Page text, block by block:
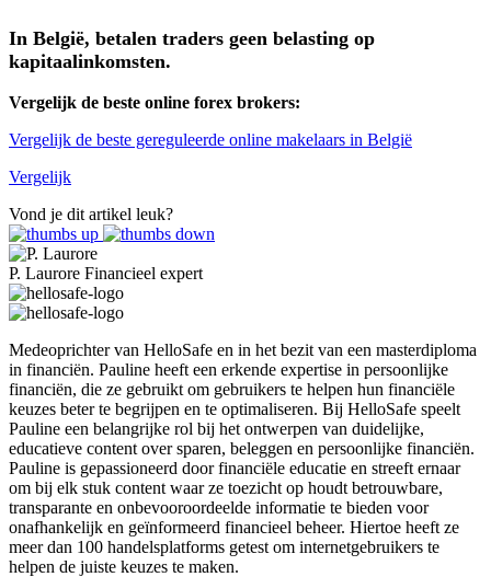
In België, betalen traders geen belasting op
kapitaalinkomsten.
Vergelijk de beste online forex brokers:
Vergelijk de beste gereguleerde online makelaars in België
Vergelijk
Vond je dit artikel leuk?
P. Laurore Financieel expert
Medeoprichter van HelloSafe en in het bezit van een masterdiploma
in financiën. Pauline heeft een erkende expertise in persoonlijke
financiën, die ze gebruikt om gebruikers te helpen hun financiële
keuzes beter te begrijpen en te optimaliseren. Bij HelloSafe speelt
Pauline een belangrijke rol bij het ontwerpen van duidelijke,
educatieve content over sparen, beleggen en persoonlijke financiën.
Pauline is gepassioneerd door financiële educatie en streeft ernaar
om bij elk stuk content waar ze toezicht op houdt betrouwbare,
transparante en onbevooroordeelde informatie te bieden voor
onafhankelijk en geïnformeerd financieel beheer. Hiertoe heeft ze
meer dan 100 handelsplatforms getest om internetgebruikers te
helpen de juiste keuzes te maken.